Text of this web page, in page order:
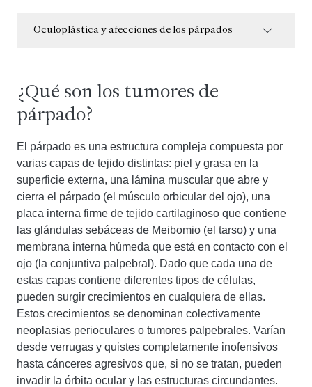
Oculoplástica y afecciones de los párpados
¿Qué son los tumores de
párpado?
El párpado es una estructura compleja compuesta por
varias capas de tejido distintas: piel y grasa en la
superficie externa, una lámina muscular que abre y
cierra el párpado (el músculo orbicular del ojo), una
placa interna firme de tejido cartilaginoso que contiene
las glándulas sebáceas de Meibomio (el tarso) y una
membrana interna húmeda que está en contacto con el
ojo (la conjuntiva palpebral). Dado que cada una de
estas capas contiene diferentes tipos de células,
pueden surgir crecimientos en cualquiera de ellas.
Estos crecimientos se denominan colectivamente
neoplasias perioculares o tumores palpebrales. Varían
desde verrugas y quistes completamente inofensivos
hasta cánceres agresivos que, si no se tratan, pueden
invadir la órbita ocular y las estructuras circundantes.